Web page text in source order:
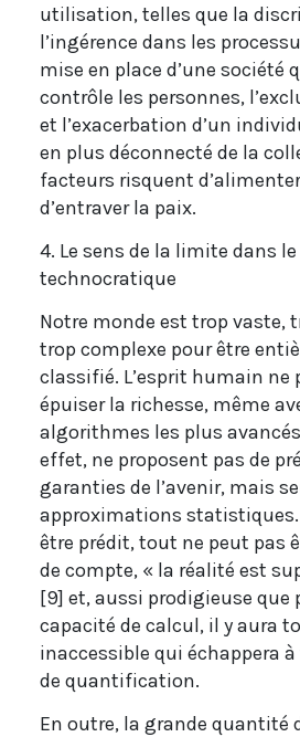
utilisation, telles que la
l’ingérence dans les
mise en place d’une société
contrôle les personnes,
et l’exacerbation d’un
en plus déconnecté de la
facteurs risquent
d’entraver la paix.
4. Le sens de la limite dans
technocratique
Notre monde est trop vaste,
trop complexe pour être
classifié. L’esprit humain ne
épuiser la richesse, même
algorithmes les plus
effet, ne proposent pas de
garanties de l’avenir, mais
approximations statistiques.
être prédit, tout ne peut pas
de compte, « la réalité est
[9] et, aussi prodigieuse que
capacité de calcul, il y aura
inaccessible qui échappera
de quantification.
En outre, la grande quantité